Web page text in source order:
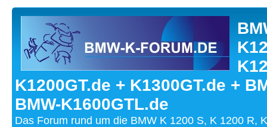
K1200GT.de + K1300GT.de +
BMW-K1600GTL.de
Das Forum rund um die BMW K 1200 S, K 1200 R,